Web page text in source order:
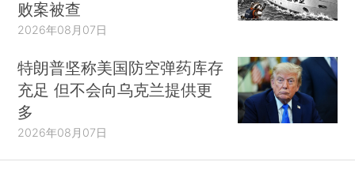
败案被查
2026年08月07日
特朗普坚称美国防空弹药库存
充足 但不会向乌克兰提供更
多
2026年08月07日